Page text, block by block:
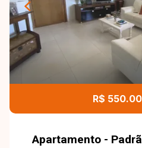
R$
Apartamento -